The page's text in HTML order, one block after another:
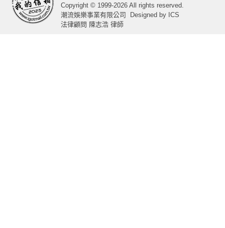
Copyright © 1999-2026 All rights reserved.
潮流娛樂事業有限公司
Designed by ICS
法律顧問 陳志浩 律師